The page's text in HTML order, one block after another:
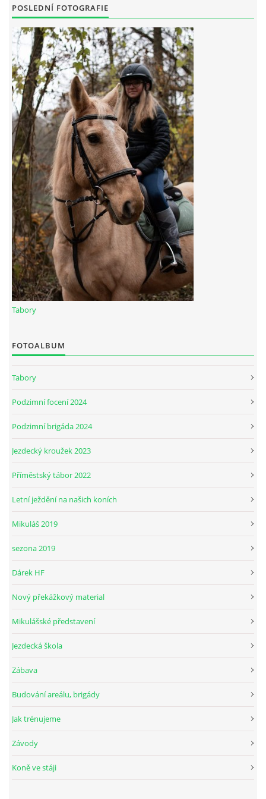
7:4 (VELKÝ PÁTEK) KROUŽEK NEBUDE
JARNÍ BRIGÁDA 20.5.2023
DNE 17.11.2023 KROUŽEK JEZDECTVÍ NENÍ
DĚKUJEME MĚSTU RYCHVALD ZA DOTACI V ROCE 2023
NABÍZÍME BRIGÁDU U NÁS VE STÁJI. PRO BLIŽŠÍ INFO
VOLEJTE 604265192
DĚKUJEME ZA PODPORU ČESKÉ UNIÍ SPORTU
JARNÍ BRIGÁDA 20.4 2024
JARNÍ BRIGÁDA SE ODKLÁDÁ.
PODZIMNÍ BRIGÁDA 9.11.2024
VELKÝ PÁTEK-18.4 KROUŽEK BUDE NORMÁLNĚ PROBÍHAT
PODZIMNÍ BRIGÁDA 4.10.2025
POSLEDNÍ FOTOGRAFIE
Tabory
FOTOALBUM
Tabory
Podzimní focení 2024
Podzimní brigáda 2024
Jezdecký kroužek 2023
Příměstský tábor 2022
Letní ježdění na našich koních
Mikuláš 2019
sezona 2019
Dárek HF
Nový překážkový material
Mikulášské představení
Jezdecká škola
Zábava
Budování areálu, brigády
Jak trénujeme
Závody
Koně ve stáji